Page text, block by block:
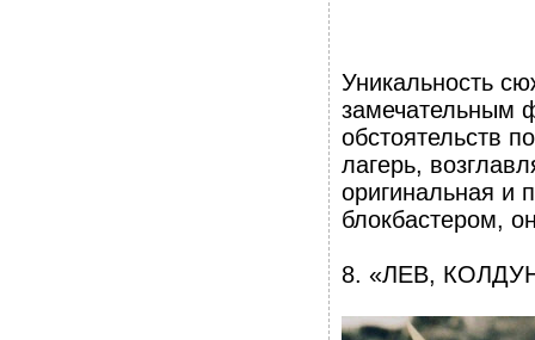
Уникальность
замечательным
обстоятельств
лагерь,
оригинальная и
блокбастером,
8. «ЛЕВ,